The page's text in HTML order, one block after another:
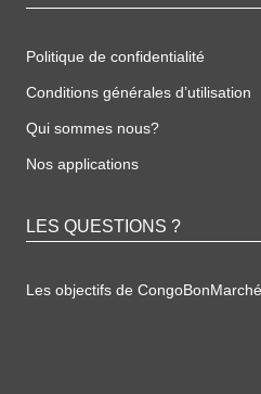
Politique de confidentialité
Conditions générales d’utilisation
Qui sommes nous?
Nos applications
LES QUESTIONS ?
Les objectifs de CongoBonMarché.